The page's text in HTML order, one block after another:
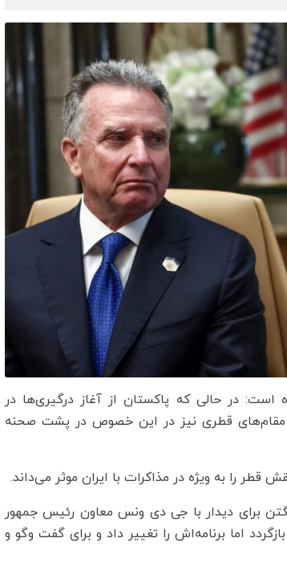
است: در حالی که پاکستان از آغاز درگیری‌ها در
مقام‌های قطری نیز در این خصوص در پشت صحنه
را به ویژه در مذاکرات با ایران موثر می‌داند.
برای دیدار با جی دی ونس معاون رئیس جمهور
اما برنامه‌اش را تغییر داد و برای گفت وگو و